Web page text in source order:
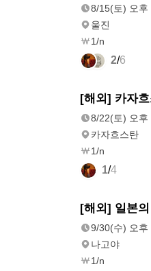
8/15(토) 오후
울진
1/n
2/6
[해외] 카자
8/22(토) 오후
카자흐스탄
1/n
1/4
[해외] 일본
9/30(수) 오후
나고야
1/n